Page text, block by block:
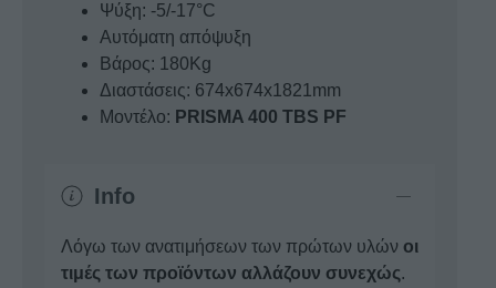
Ψύξη: -5/-17°C
Αυτόματη απόψυξη
Βάρος: 180Kg
Διαστάσεις: 674x674x1821mm
Μοντέλο: PRISMA 400 TBS PF
Info
Λόγω των ανατιμήσεων των πρώτων υλών οι
τιμές των προϊόντων αλλάζουν συνεχώς.